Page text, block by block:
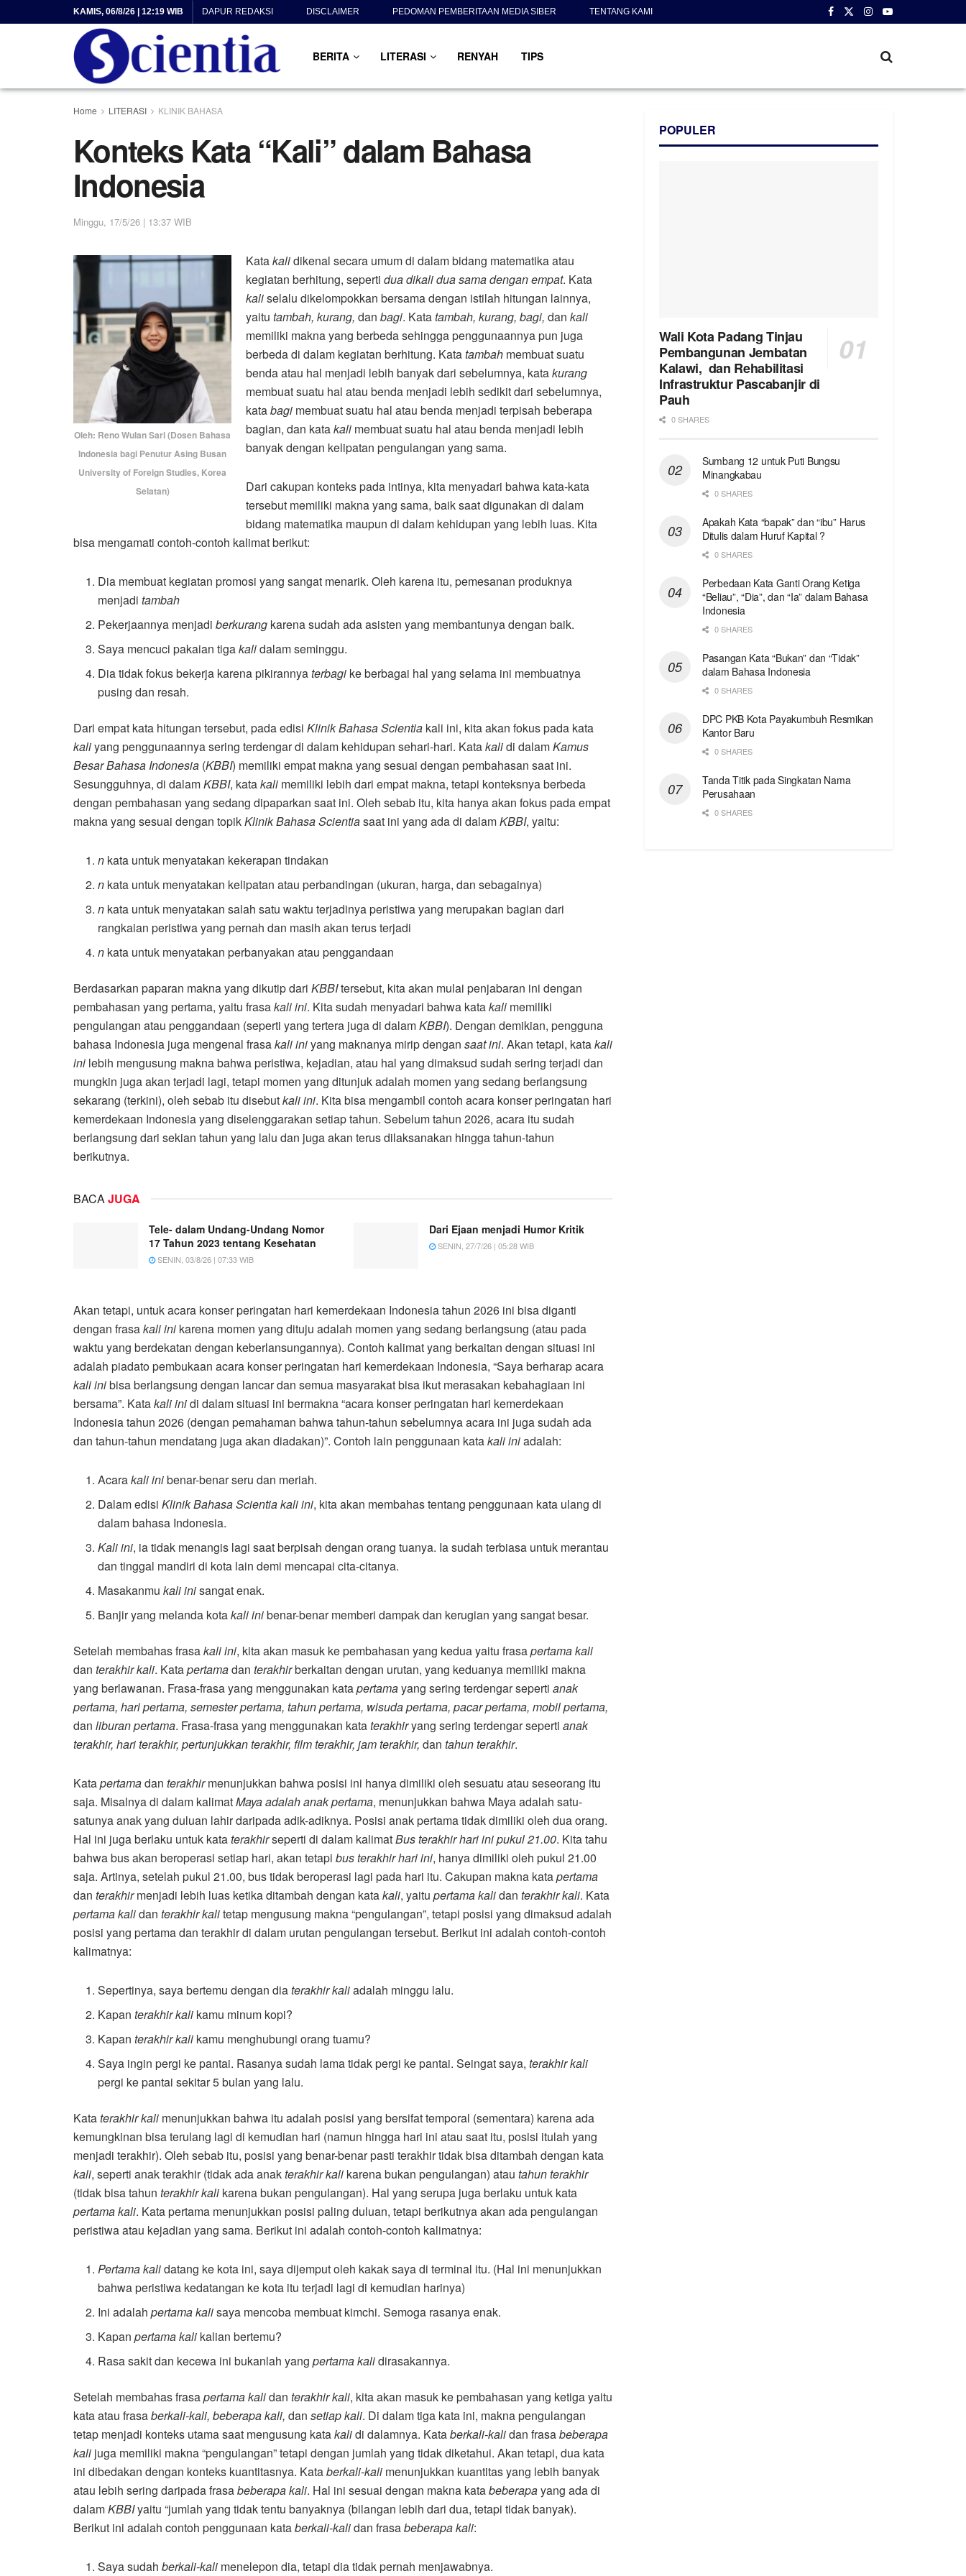
KAMIS, 06/8/26 | 12:19 WIB DAPUR REDAKSI DISCLAIMER PEDOMAN PEMBERITAAN MEDIA SIBER TENTANG KAMI
BERITA LITERASI RENYAH TIPS
Home LITERASI KLINIK BAHASA
Konteks Kata “Kali” dalam Bahasa
Indonesia
Minggu, 17/5/26 | 13:37 WIB
Oleh: Reno Wulan Sari (Dosen Bahasa
Indonesia bagi Penutur Asing Busan
University of Foreign Studies, Korea
Selatan)
Katakalidikenal secara umum di dalam bidang matematika atau
kegiatan berhitung, seperti dua dikali dua sama dengan empat. Kata
kaliselalu dikelompokkan bersama dengan istilah hitungan lainnya,
yaitu tambah, kurang, dan bagi. Katatambah, kurang, bagi, dan kali
memiliki makna yang berbeda sehingga penggunaannya pun juga
berbeda di dalam kegiatan berhitung. Katatambah membuat suatu
benda atau hal menjadi lebih banyak dari sebelumnya, katakurang
membuat suatu hal atau benda menjadi lebih sedikit dari sebelumnya,
katabagi membuat suatu hal atau benda menjadi terpisah beberapa
bagian, dan katakali membuat suatu hal atau benda menjadi lebih
banyak dengan kelipatan pengulangan yang sama.
Dari cakupan konteks pada intinya, kita menyadari bahwa kata-kata
tersebut memiliki makna yang sama, baik saat digunakan di dalam
bidang matematika maupun di dalam kehidupan yang lebih luas. Kita
bisa mengamati contoh-contoh kalimat berikut:
Dia membuat kegiatan promosi yang sangat menarik. Oleh karena itu, pemesanan produknya
menjaditambah
Pekerjaannya menjadiberkurang karena sudah ada asisten yang membantunya dengan baik.
Saya mencuci pakaian tigakalidalam seminggu.
Dia tidak fokus bekerja karena pikirannyaterbagi ke berbagai hal yang selama ini membuatnya
pusing dan resah.
Dari empat kata hitungan tersebut, pada edisi Klinik Bahasa Scientia kali ini, kita akan fokus pada kata
kaliyang penggunaannya sering terdengar di dalam kehidupan sehari-hari. Katakalidi dalamKamus
Besar Bahasa Indonesia (KBBI) memiliki empat makna yang sesuai dengan pembahasan saat ini.
Sesungguhnya, di dalamKBBI, katakali memiliki lebih dari empat makna, tetapi konteksnya berbeda
dengan pembahasan yang sedang dipaparkan saat ini. Oleh sebab itu, kita hanya akan fokus pada empat
makna yang sesuai dengan topikKlinik Bahasa Scientiasaat ini yang ada di dalamKBBI, yaitu:
n kata untuk menyatakan kekerapan tindakan
n kata untuk menyatakan kelipatan atau perbandingan (ukuran, harga, dan sebagainya)
n kata untuk menyatakan salah satu waktu terjadinya peristiwa yang merupakan bagian dari
rangkaian peristiwa yang pernah dan masih akan terus terjadi
n kata untuk menyatakan perbanyakan atau penggandaan
Berdasarkan paparan makna yang dikutip dari KBBItersebut, kita akan mulai penjabaran ini dengan
pembahasan yang pertama, yaitu frasakali ini. Kita sudah menyadari bahwa katakali memiliki
pengulangan atau penggandaan (seperti yang tertera juga di dalamKBBI). Dengan demikian, pengguna
bahasa Indonesia juga mengenal frasakali iniyang maknanya mirip dengan saat ini. Akan tetapi, katakali
ini lebih mengusung makna bahwa peristiwa, kejadian, atau hal yang dimaksud sudah sering terjadi dan
mungkin juga akan terjadi lagi, tetapi momen yang ditunjuk adalah momen yang sedang berlangsung
sekarang (terkini), oleh sebab itu disebutkali ini. Kita bisa mengambil contoh acara konser peringatan hari
kemerdekaan Indonesia yang diselenggarakan setiap tahun. Sebelum tahun 2026, acara itu sudah
berlangsung dari sekian tahun yang lalu dan juga akan terus dilaksanakan hingga tahun-tahun
berikutnya.
BACAJUGA
Tele- dalam Undang-Undang Nomor
17 Tahun 2023 tentang Kesehatan
SENIN, 03/8/26 | 07:33 WIB
Dari Ejaan menjadi Humor Kritik
SENIN, 27/7/26 | 05:28 WIB
Akan tetapi, untuk acara konser peringatan hari kemerdekaan Indonesia tahun 2026 ini bisa diganti
dengan frasakali ini karena momen yang dituju adalah momen yang sedang berlangsung (atau pada
waktu yang berdekatan dengan keberlansungannya). Contoh kalimat yang berkaitan dengan situasi ini
adalah piadato pembukaan acara konser peringatan hari kemerdekaan Indonesia, “Saya berharap acara
kali inibisa berlangsung dengan lancar dan semua masyarakat bisa ikut merasakan kebahagiaan ini
bersama”. Katakali inidi dalam situasi ini bermakna “acara konser peringatan hari kemerdekaan
Indonesia tahun 2026 (dengan pemahaman bahwa tahun-tahun sebelumnya acara ini juga sudah ada
dan tahun-tahun mendatang juga akan diadakan)”. Contoh lain penggunaan katakali iniadalah:
Acarakali inibenar-benar seru dan meriah.
Dalam edisiKlinik Bahasa Scientiakali ini, kita akan membahas tentang penggunaan kata ulang di
dalam bahasa Indonesia.
Kali ini, ia tidak menangis lagi saat berpisah dengan orang tuanya. Ia sudah terbiasa untuk merantau
dan tinggal mandiri di kota lain demi mencapai cita-citanya.
Masakanmukali inisangat enak.
Banjir yang melanda kotakali inibenar-benar memberi dampak dan kerugian yang sangat besar.
Setelah membahas frasakali ini, kita akan masuk ke pembahasan yang kedua yaitu frasapertama kali
dan terakhir kali. Katapertamadan terakhirberkaitan dengan urutan, yang keduanya memiliki makna
yang berlawanan. Frasa-frasa yang menggunakan katapertamayang sering terdengar seperti anak
pertama, hari pertama, semester pertama, tahun pertama, wisuda pertama, pacar pertama, mobil pertama,
dan liburan pertama. Frasa-frasa yang menggunakan kataterakhiryang sering terdengar seperti anak
terakhir, hari terakhir, pertunjukkan terakhir, film terakhir, jam terakhir, dan tahun terakhir.
Katapertamadan terakhirmenunjukkan bahwa posisi ini hanya dimiliki oleh sesuatu atau seseorang itu
saja. Misalnya di dalam kalimatMaya adalah anak pertama, menunjukkan bahwa Maya adalah satu-
satunya anak yang duluan lahir daripada adik-adiknya. Posisi anak pertama tidak dimiliki oleh dua orang.
Hal ini juga berlaku untuk kataterakhirseperti di dalam kalimatBus terakhir hari ini pukul 21.00. Kita tahu
bahwa bus akan beroperasi setiap hari, akan tetapi bus terakhir hari ini, hanya dimiliki oleh pukul 21.00
saja. Artinya, setelah pukul 21.00, bus tidak beroperasi lagi pada hari itu. Cakupan makna katapertama
dan terakhirmenjadi lebih luas ketika ditambah dengan katakali, yaitu pertama kalidan terakhir kali. Kata
pertama kalidan terakhir kalitetap mengusung makna “pengulangan”, tetapi posisi yang dimaksud adalah
posisi yang pertama dan terakhir di dalam urutan pengulangan tersebut. Berikut ini adalah contoh-contoh
kalimatnya:
Sepertinya, saya bertemu dengan diaterakhir kaliadalah minggu lalu.
Kapanterakhir kali kamu minum kopi?
Kapanterakhir kali kamu menghubungi orang tuamu?
Saya ingin pergi ke pantai. Rasanya sudah lama tidak pergi ke pantai. Seingat saya,terakhir kali
pergi ke pantai sekitar 5 bulan yang lalu.
Kataterakhir kali menunjukkan bahwa itu adalah posisi yang bersifat temporal (sementara) karena ada
kemungkinan bisa terulang lagi di kemudian hari (namun hingga hari ini atau saat itu, posisi itulah yang
menjadi terakhir). Oleh sebab itu, posisi yang benar-benar pasti terakhir tidak bisa ditambah dengan kata
kali, seperti anak terakhir (tidak ada anakterakhir kali karena bukan pengulangan) atau tahun terakhir
(tidak bisa tahun terakhir kali karena bukan pengulangan). Hal yang serupa juga berlaku untuk kata
pertama kali. Kata pertama menunjukkan posisi paling duluan, tetapi berikutnya akan ada pengulangan
peristiwa atau kejadian yang sama. Berikut ini adalah contoh-contoh kalimatnya:
Pertama kalidatang ke kota ini, saya dijemput oleh kakak saya di terminal itu. (Hal ini menunjukkan
bahwa peristiwa kedatangan ke kota itu terjadi lagi di kemudian harinya)
Ini adalahpertama kalisaya mencoba membuat kimchi. Semoga rasanya enak.
Kapanpertama kali kalian bertemu?
Rasa sakit dan kecewa ini bukanlah yangpertama kalidirasakannya.
Setelah membahas frasapertama kalidan terakhir kali, kita akan masuk ke pembahasan yang ketiga yaitu
kata atau frasaberkali-kali, beberapa kali, dan setiap kali. Di dalam tiga kata ini, makna pengulangan
tetap menjadi konteks utama saat mengusung katakalidi dalamnya. Kataberkali-kalidan frasabeberapa
kali juga memiliki makna “pengulangan” tetapi dengan jumlah yang tidak diketahui. Akan tetapi, dua kata
ini dibedakan dengan konteks kuantitasnya. Kataberkali-kali menunjukkan kuantitas yang lebih banyak
atau lebih sering daripada frasabeberapa kali. Hal ini sesuai dengan makna katabeberapayang ada di
dalamKBBIyaitu “jumlah yang tidak tentu banyaknya (bilangan lebih dari dua, tetapi tidak banyak).
Berikut ini adalah contoh penggunaan kataberkali-kalidan frasabeberapa kali:
Saya sudahberkali-kali menelepon dia, tetapi dia tidak pernah menjawabnya.
POPULER
Wali Kota Padang Tinjau
Pembangunan Jembatan
Kalawi, dan Rehabilitasi
Infrastruktur Pascabanjir di
Pauh
0 SHARES
Sumbang 12 untuk Puti Bungsu
Minangkabau
0 SHARES
Apakah Kata “bapak” dan “ibu” Harus
Ditulis dalam Huruf Kapital ?
0 SHARES
Perbedaan Kata Ganti Orang Ketiga
“Beliau”, “Dia”, dan “Ia” dalam Bahasa
Indonesia
0 SHARES
Pasangan Kata “Bukan” dan “Tidak”
dalam Bahasa Indonesia
0 SHARES
DPC PKB Kota Payakumbuh Resmikan
Kantor Baru
0 SHARES
Tanda Titik pada Singkatan Nama
Perusahaan
0 SHARES